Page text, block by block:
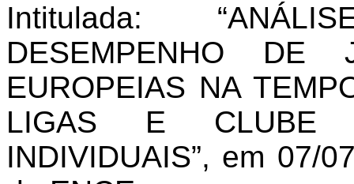
Intitulada:
DESEMPENHO DE
EUROPEIAS NA
LIGAS E CLUBE
INDIVIDUAIS”, em 07/